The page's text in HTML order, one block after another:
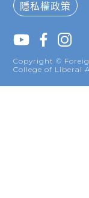
隱私權政策
Copyright ©
College of Liberal